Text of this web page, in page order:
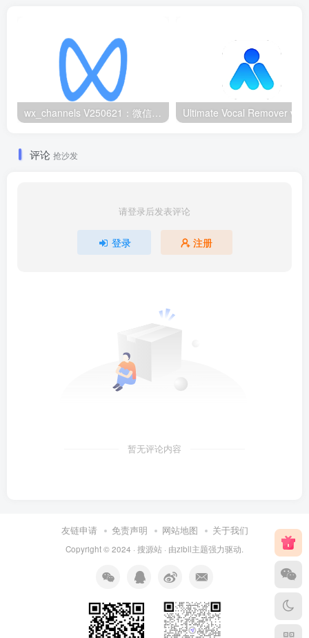
wx_channels V250621：微信视频号下载工具|支持Win/macOS
评论 抢沙发
请登录后发表评论
登录 注册
暂无评论内容
友链申请 免责声明 网站地图 关于我们
Copyright © 2024 · 搜源站 · 由zibll主题强力驱动.